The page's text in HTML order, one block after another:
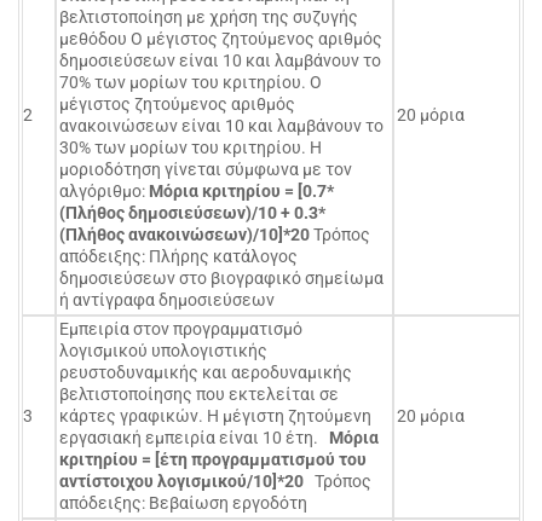
2
βελτιστοποίηση με χρήση της συζυγής
μεθόδου Ο μέγιστος ζητούμενος αριθμός
δημοσιεύσεων είναι 10 και λαμβάνουν το
70% των μορίων του κριτηρίου. Ο
μέγιστος ζητούμενος αριθμός
ανακοινώσεων είναι 10 και λαμβάνουν το
30% των μορίων του κριτηρίου. Η
μοριοδότηση γίνεται σύμφωνα με τον
αλγόριθμο: Μόρια κριτηρίου = [0.7*
(Πλήθος δημοσιεύσεων)/10 + 0.3*
(Πλήθος ανακοινώσεων)/10]*20Τρόπος
απόδειξης: Πλήρης κατάλογος
δημοσιεύσεων στο βιογραφικό σημείωμα
ή αντίγραφα δημοσιεύσεων
20 μόρια
3
Εμπειρία στον προγραμματισμό
λογισμικού υπολογιστικής
ρευστοδυναμικής και αεροδυναμικής
βελτιστοποίησης που εκτελείται σε
κάρτες γραφικών. Η μέγιστη ζητούμενη
εργασιακή εμπειρία είναι 10 έτη. Μόρια
κριτηρίου = [έτη προγραμματισμού του
αντίστοιχου λογισμικού/10]*20 Τρόπος
απόδειξης: Βεβαίωση εργοδότη
20 μόρια